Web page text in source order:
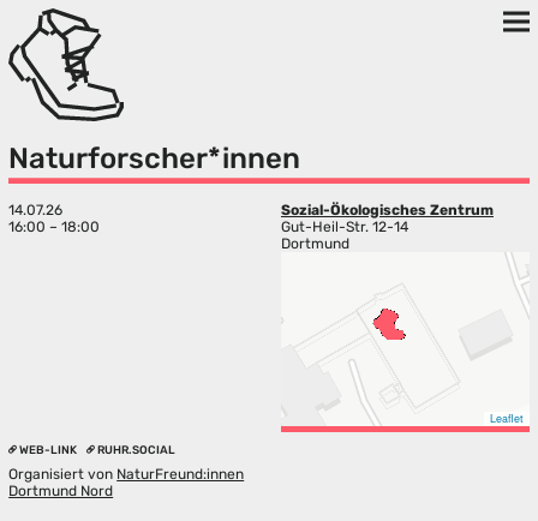
Naturforscher*innen
14.07.26
16:00 – 18:00
Sozial-Ökologisches Zentrum
Gut-Heil-Str. 12-14
Dortmund
Leaflet
WEB-LINK RUHR.SOCIAL
Organisiert von NaturFreund:innen
Dortmund Nord